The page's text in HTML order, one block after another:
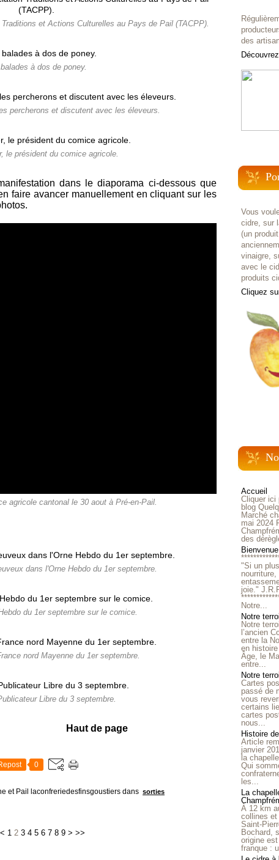
et Actions Culturelles au Pays de Pail (TACPP).
à dos de poney.
percherons et discutent avec les éleveurs.
le président du comice agricole.
dans le diaporama ci-dessous que
faire avancer manuellement en cliquant sur les
agricole cantonal le 30 aout à Pré-en-Pail.
dans l'Orne Hebdo du 1er septembre.
du 1er septembre sur le comice.
nord Mayenne du 1er septembre.
Libre du 3 septembre.
Haut de page
0
et Pail laconfreriedesfinsgoustiers dans sorties
< 1 2 3 4 5 6 7 8 9 > >>
des
Vous
cidre, sur
(un
vinaigre,
avec le
produits
Cliquez
Accueil
Cliquer ici
blog
Marché
mai 2024
des
"Si un
joie."
Notre...
Notre
Notre
l’ancien
entre la
en
Âge, le
entre...
Notre
Cartes
passé de
vous
certains
cartes
nous...
Histoire
Article
janvier
la
Qui
les...
La
À 12 km
collines et
Saint-
Bochard,
origine
franque :